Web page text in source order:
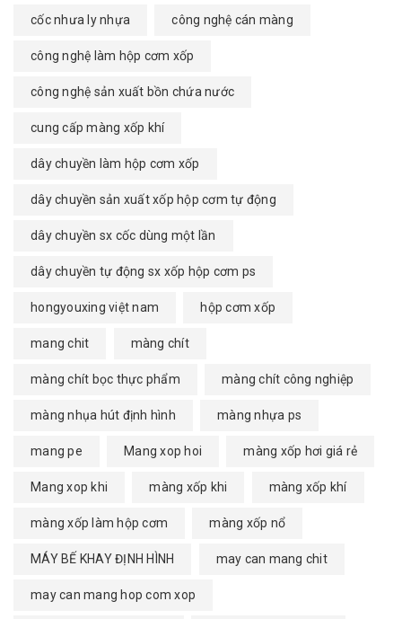
cốc nhưa ly nhựa công nghệ cán màng
công nghệ làm hộp cơm xốp
công nghệ sản xuất bồn chứa nước
cung cấp màng xốp khí
dây chuyền làm hộp cơm xốp
dây chuyền sản xuất xốp hộp cơm tự động
dây chuyền sx cốc dùng một lần
dây chuyền tự động sx xốp hộp cơm ps
hongyouxing việt nam hộp cơm xốp
mang chit màng chít
màng chít bọc thực phẩm màng chít công nghiệp
màng nhụa hút định hình màng nhựa ps
mang pe Mang xop hoi màng xốp hơi giá rẻ
Mang xop khi màng xốp khi màng xốp khí
màng xốp làm hộp cơm màng xốp nổ
MÁY BẾ KHAY ĐỊNH HÌNH may can mang chit
may can mang hop com xop